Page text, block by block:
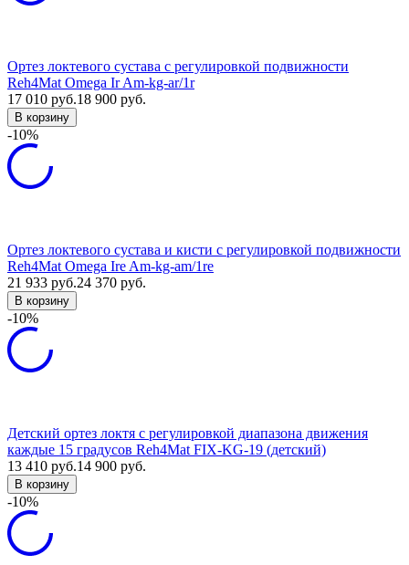
Ортез локтевого сустава с регулировкой подвижности
Reh4Mat Omega Ir Am-kg-ar/1r
17 010 руб.18 900 руб.
В корзину
-10%
Ортез локтевого сустава и кисти с регулировкой подвижности
Reh4Mat Omega Ire Am-kg-am/1re
21 933 руб.24 370 руб.
В корзину
-10%
Детский ортез локтя с регулировкой диапазона движения
каждые 15 градусов Reh4Mat FIX-KG-19 (детский)
13 410 руб.14 900 руб.
В корзину
-10%